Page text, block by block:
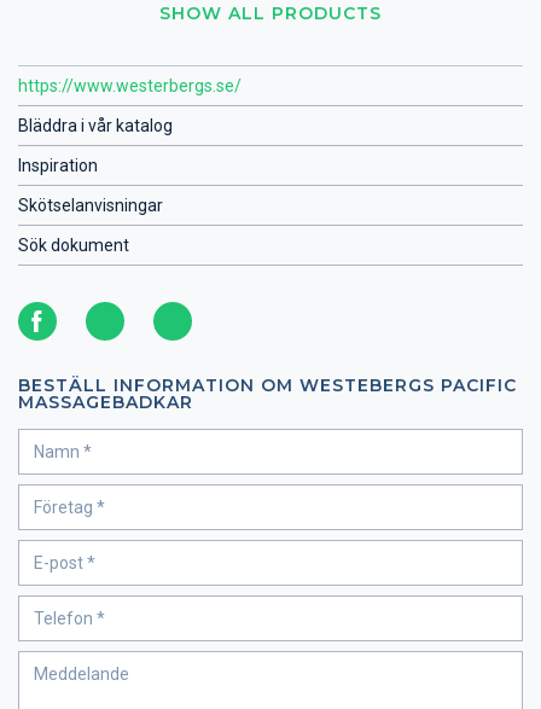
SHOW ALL PRODUCTS
https://www.westerbergs.se/
Bläddra i vår katalog
Inspiration
Skötselanvisningar
Sök dokument
BESTÄLL INFORMATION OM WESTEBERGS PACIFIC
MASSAGEBADKAR